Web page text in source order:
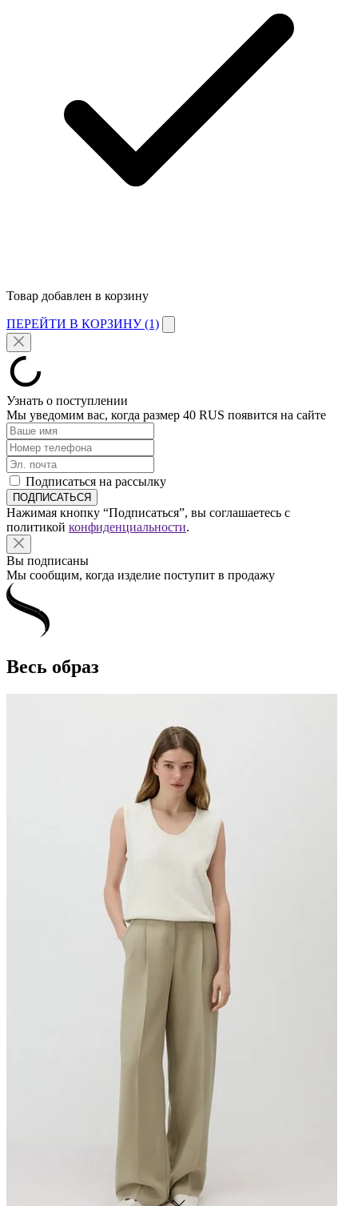
Товар добавлен в корзину
ПЕРЕЙТИ В КОРЗИНУ (1)
Узнать о поступлении
Мы уведомим вас, когда размер 40 RUS появится на сайте
Подписаться на рассылку
Нажимая кнопку “Подписаться”, вы соглашаетесь с
политикой конфиденциальности.
Вы подписаны
Мы сообщим, когда изделие поступит в продажу
Весь образ